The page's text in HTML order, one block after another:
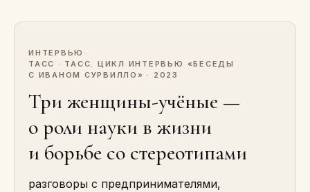
ИНТЕРВЬЮ ·
ТАСС · ТАСС. ЦИКЛ ИНТЕРВЬЮ «БЕСЕДЫ
С ИВАНОМ СУРВИЛЛО» · 2023
Три женщины-учёные —
о роли науки в жизни
и борьбе со стереотипами
разговоры с предпринимателями,